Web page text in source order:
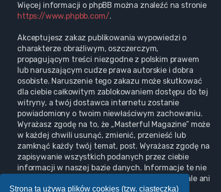
Strona ta używa plików cookies (tzw. ciasteczka)
Więcej informacji o phpBB można znaleźć na stronie
https://www.phpbb.com/.
Akceptujesz zakaz publikowania wypowiedzi o
charakterze obraźliwym, oszczerczym,
propagującym treści niezgodne z polskim prawem
lub naruszającym cudze prawa autorskie i dobra
osobiste. Naruszenie tego zakazu może skutkować
dla ciebie całkowitym zablokowaniem dostępu do tej
witryny, a twój dostawca internetu zostanie
powiadomiony o twoim niewłaściwym zachowaniu.
Wyrażasz zgodę na to, że „Masterful Magazine” może
w każdej chwili usunąć, zmienić, przenieść lub
zamknąć każdy twój temat, post. Wyrażasz zgodę na
zapisywanie wszystkich podanych przez ciebie
informacji w naszej bazie danych. Informacje te nie
będą przekazywane nikomu bez twojej zgody, ale ani
„Masterful Magazine”, ani phpBB nie ponosi